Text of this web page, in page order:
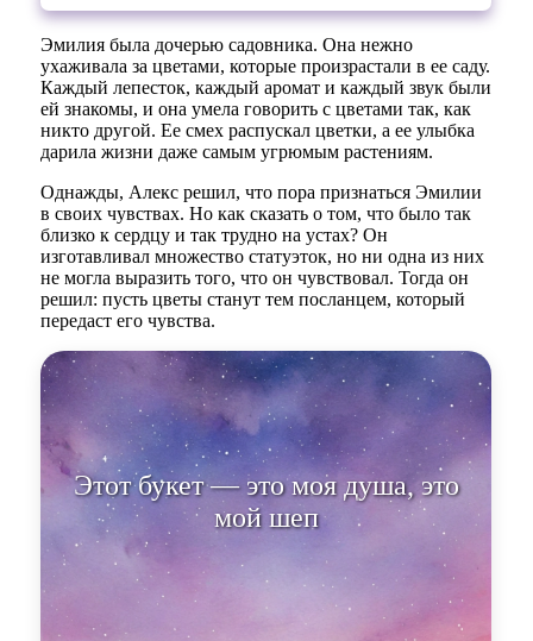
Эмилия была дочерью садовника. Она нежно
ухаживала за цветами, которые произрастали в ее саду.
Каждый лепесток, каждый аромат и каждый звук были
ей знакомы, и она умела говорить с цветами так, как
никто другой. Ее смех распускал цветки, а ее улыбка
дарила жизни даже самым угрюмым растениям.
Однажды, Алекс решил, что пора признаться Эмилии
в своих чувствах. Но как сказать о том, что было так
близко к сердцу и так трудно на устах? Он
изготавливал множество статуэток, но ни одна из них
не могла выразить того, что он чувствовал. Тогда он
решил: пусть цветы станут тем посланцем, который
передаст его чувства.
Этот букет — это моя душа, это
мой шепот. Каждый цветок
говорит о